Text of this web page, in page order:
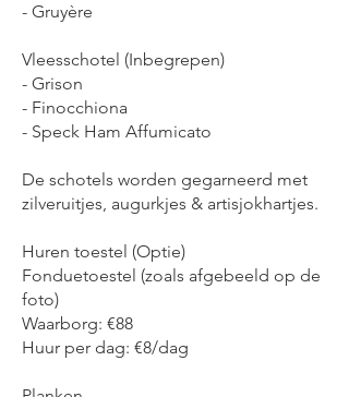
- Gruyère
Vleesschotel (Inbegrepen)
- Grison
- Finocchiona
- Speck Ham Affumicato
De schotels worden gegarneerd met
zilveruitjes, augurkjes & artisjokhartjes.
Huren toestel (Optie)
Fonduetoestel (zoals afgebeeld op de
foto)
Waarborg: €88
Huur per dag: €8/dag